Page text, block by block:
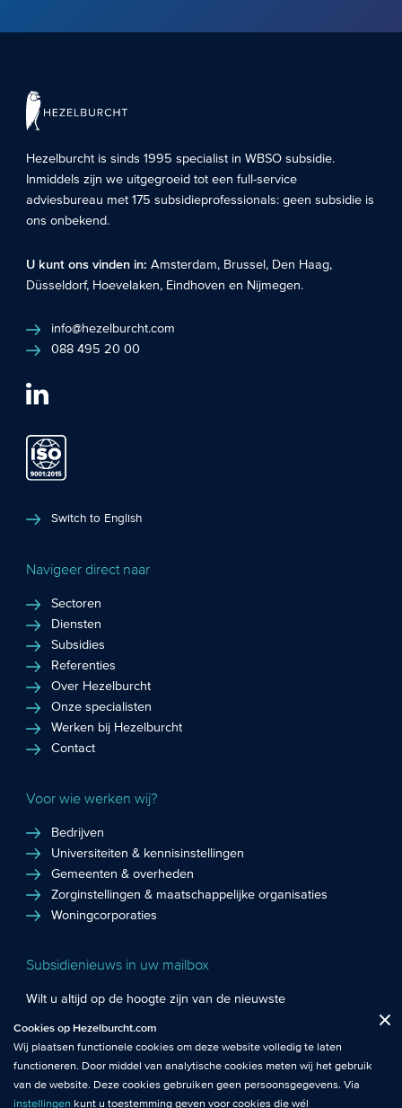
Hezelburcht is sinds 1995 specialist inWBSO subsidie.
Inmiddels zijn we uitgegroeid tot een full-service
adviesbureau met 175 subsidieprofessionals: geen subsidie is
ons onbekend.
U kunt ons vinden in:Amsterdam, Brussel , Den Haag,
Düsseldorf, Hoevelaken, Eindhoven en Nijmegen.
info@hezelburcht.com
088 495 20 00
Switch to English
Navigeer direct naar
Sectoren
Diensten
Subsidies
Referenties
Over Hezelburcht
Onze specialisten
Werken bij Hezelburcht
Contact
Voor wie werken wij?
Bedrijven
Universiteiten & kennisinstellingen
Gemeenten & overheden
Zorginstellingen & maatschappelijke organisaties
Woningcorporaties
Subsidienieuws in uw mailbox
Wilt u altijd op de hoogte zijn van de nieuwste
subsidiekansen en het laatste subsidienieuws? Schrijf u in
voor de Hezelburcht Subsidienieuwsbrief!
Inschrijven nieuwsbrief
noodzakelijk om de website goed te laten werken.
Analytische cookies
: Met analytische cookies meten wij het gebruik van
de website. Zo krijgen wij beter inzicht in het functioneren van de
Cookies op Hezelburcht.com
Wij plaatsen functionele cookies om deze website volledig te laten
functioneren. Door middel van analytische cookies meten wij het gebruik
van de website. Deze cookies gebruiken geen persoonsgegevens. Via
instellingen kunt u toestemming geven voor cookies die wél